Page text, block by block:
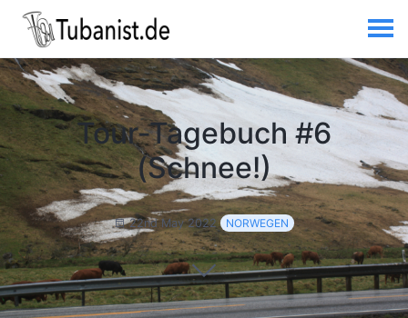
Tour-Tagebuch #6
(Schnee!)
22nd May 2022 NORWEGEN